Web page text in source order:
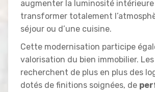
augmenter la luminosité
transformer totalement
séjour ou d’une cuisine.
Cette modernisation participe
valorisation du bien immobilier.
recherchent de plus en plus des
dotés de finitions soignées, de